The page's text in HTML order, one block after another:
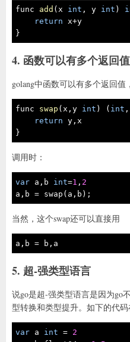
func add (x int , y int )
return x+y
}
4. 函数可以有多个返回值
golang中函数可以有多个返回值
func swap (x,y int ) ( int ,
return y,x
}
调用时：
var a,b int=1 , 2
a,b = swap(a,b);
当然，这个swap还可以直接用
a,b = b,a
5. 超-强类型语言
说go是超-强类型语言是因为go
型转换和类型提升。如下的代码
var a int = 2